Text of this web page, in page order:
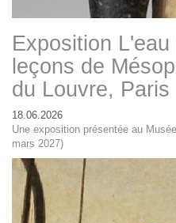
Exposition L'eau
leçons de
du Louvre, Paris
18.06.2026
Une exposition présentée au
mars 2027)